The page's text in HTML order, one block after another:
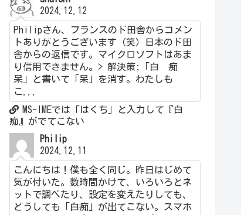
2024.12.12
Philipさん、フランスのド田舎からコメン
トありがとうございます（笑）日本のド田
舎からの返信です。マイクロソフトはあま
り信用できません。> 解決策;「白 痴
呆」と書いて「呆」を消す。わたしも
こ...
MS-IMEでは「はくち」と入力して『白
痴』がでてこない
Philip
2024.12.11
こんにちは！僕も全く同じ。昨日はじめて
気が付いた。数時間かけて、いろいろとネ
ットで調べたり、設定を変えたりしても、
どうしても「白痴」が出てこない。スマホ